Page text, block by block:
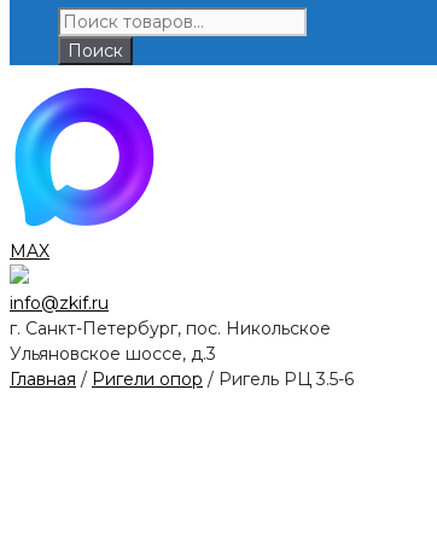
Поиск
товаров
Поиск
MAX
info@zkif.ru
г. Санкт-Петербург, пос. Никольское
Ульяновское шоссе, д.3
Главная / Ригели опор / Ригель РЦ 3.5-6